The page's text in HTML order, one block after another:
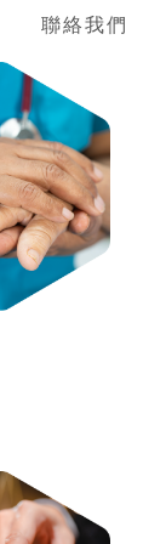
聯絡我們